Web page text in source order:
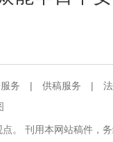
务 | 供稿服务 |
。 刊用本网站稿件，